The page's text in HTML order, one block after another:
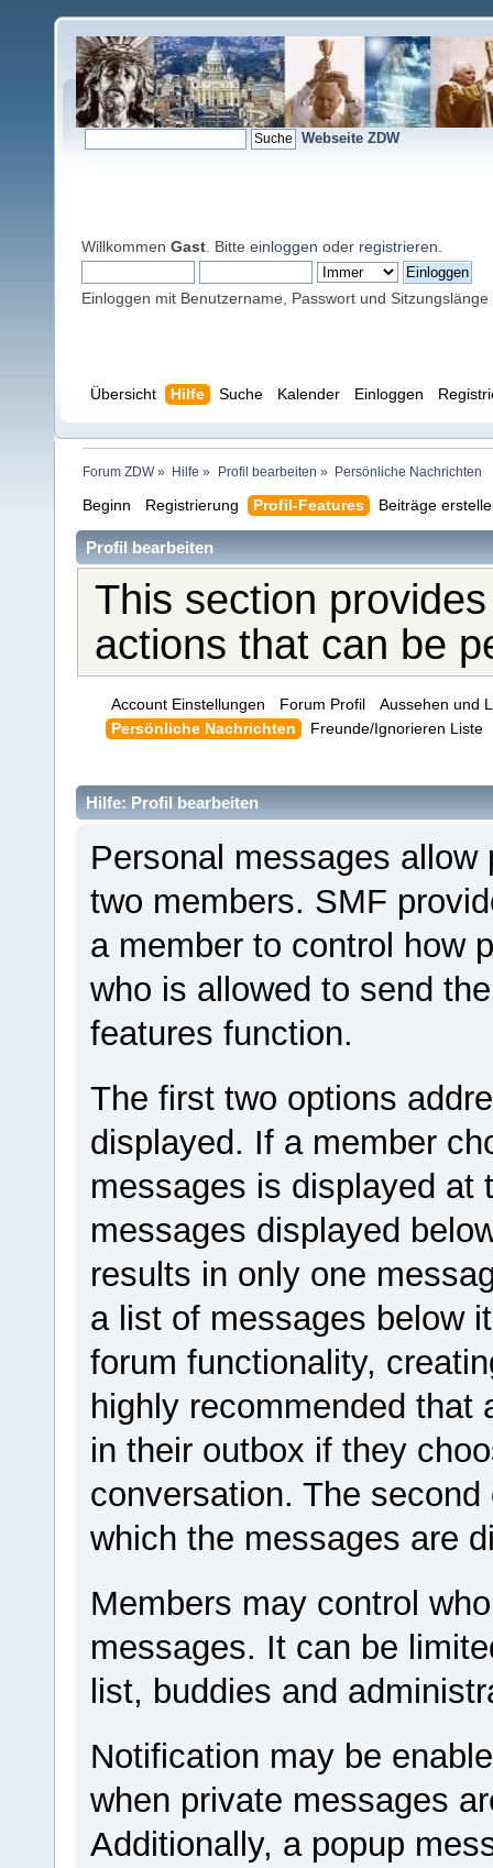
Webseite ZDW
Willkommen Gast . Bitte einloggen oder registrieren
Einloggen mit Benutzername, Passwort und Sitzungslänge
Übersicht Hilfe Suche Kalender Einloggen
Forum ZDW» Hilfe » Profil bearbeiten » Persönliche Nachrichten
Beginn Registrierung Profil-Features Beiträge
Profil bearbeiten
This section
actions that can be
Account Einstellungen Forum Profil
Aussehen und
Persönliche Nachrichten
Freunde/Ignorieren Liste
Hilfe: Profil bearbeiten
Personal messages
two members. SMF
a member to control how
who is allowed to send
features function.
The first two options
displayed. If a member
messages is displayed at
messages displayed
results in only one
a list of messages below
forum functionality,
highly recommended that
in their outbox if they
conversation. The
which the messages are
Members may control
messages. It can be
list, buddies and
Notification may be
when private messages
Additionally, a popup